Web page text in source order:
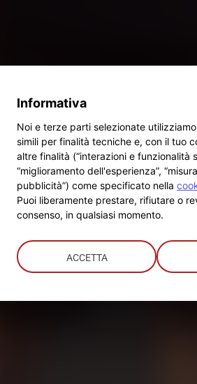
Informativa
Noi e terze parti selezionate
simili per finalità tecniche e, con il tuo
altre finalità (“interazioni e funzionalità
“miglioramento dell'esperienza”,
pubblicità”) come specificato nella
Puoi liberamente prestare, rifiutare o
consenso, in qualsiasi momento.
ACCETTA